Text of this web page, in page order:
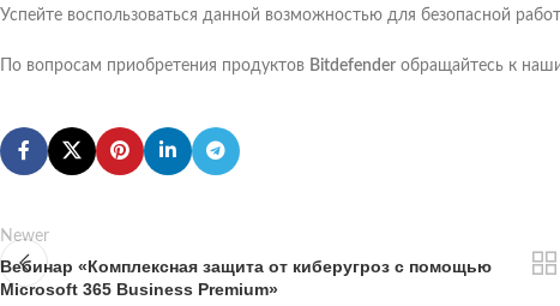
Успейте воспользоваться данной возможностью для безопасной
По вопросам приобретения продуктов Bitdefender обращайтесь к
Newer
Вебинар «Комплексная защита от киберугроз с помощью
Microsoft 365 Business Premium»